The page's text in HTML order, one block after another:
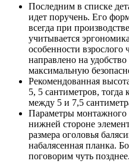
Последним в списке
идет поручень. Его
всегда при
учитывается
особенности взрослого
направлено на
максимальную
Рекомендованная
5, 5 сантиметров,
между 5 и 7,5
Параметры монтажного
нижней стороне
размера оголовья
набалясенная планка.
поговорим чуть позднее.